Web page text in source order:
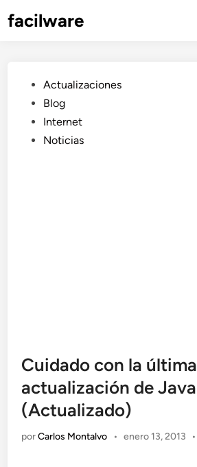
facilware
Publicado
en
Actualizaciones
Blog
Internet
Noticias
Cuidado con la última
actualización de Java
(Actualizado)
porCarlos Montalvo • enero 13, 2013 •